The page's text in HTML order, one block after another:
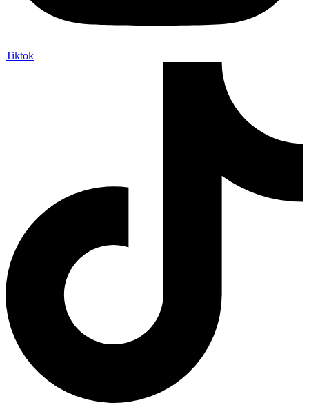
Tiktok